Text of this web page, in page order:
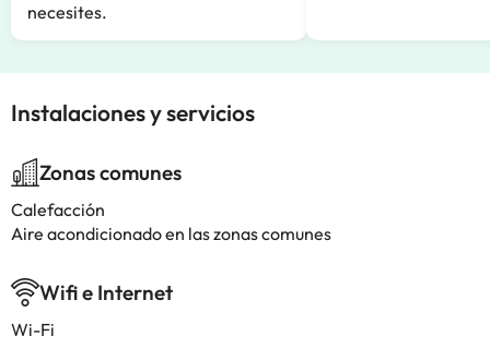
necesites.
Instalaciones y servicios
Zonas comunes
Calefacción
Aire acondicionado en las zonas comunes
Wifi e Internet
Wi-Fi